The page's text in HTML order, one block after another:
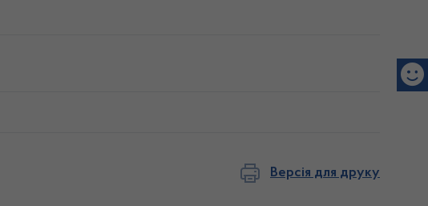
Версія для друку